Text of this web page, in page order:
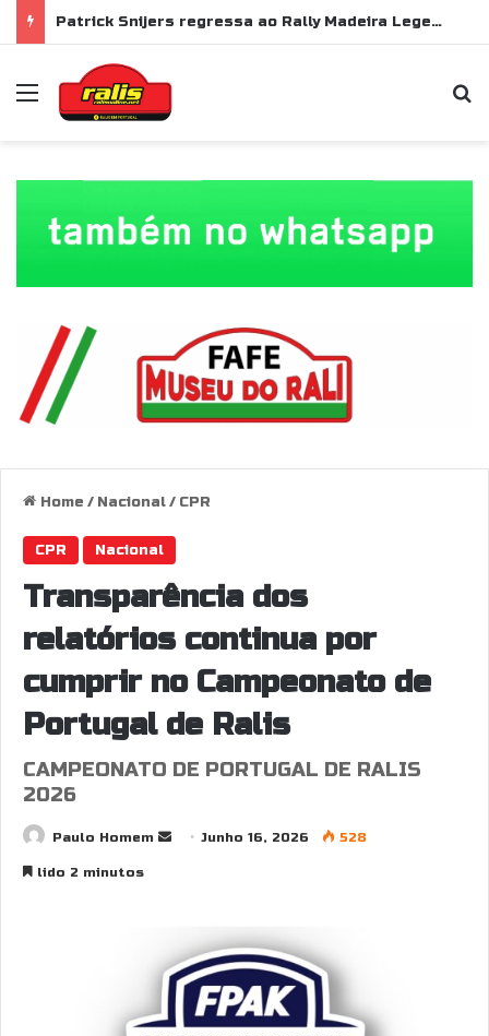
Patrick Snijers regressa ao Rally Madeira Legend com Ford Sierra RS Cosworth
Menu
Home / Nacional/ CPR
CPR Nacional
Transparência dos
relatórios continua por
cumprir no Campeonato de
Portugal de Ralis
CAMPEONATO DE PORTUGAL DE RALIS
2026
Paulo Homem
SendJunho 16, 2026 528
lido 2 minutos